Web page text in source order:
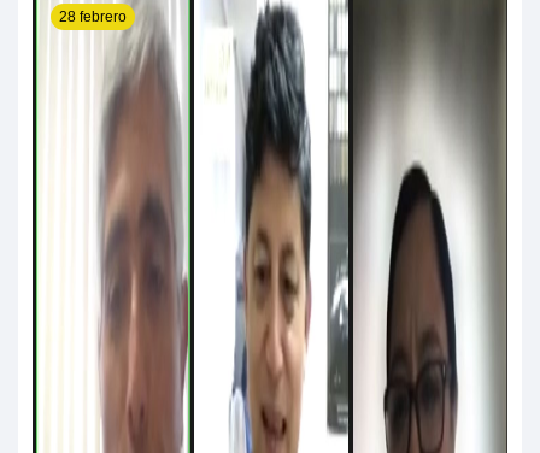
28 febrero